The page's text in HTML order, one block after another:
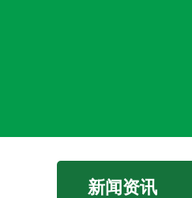
新闻资讯